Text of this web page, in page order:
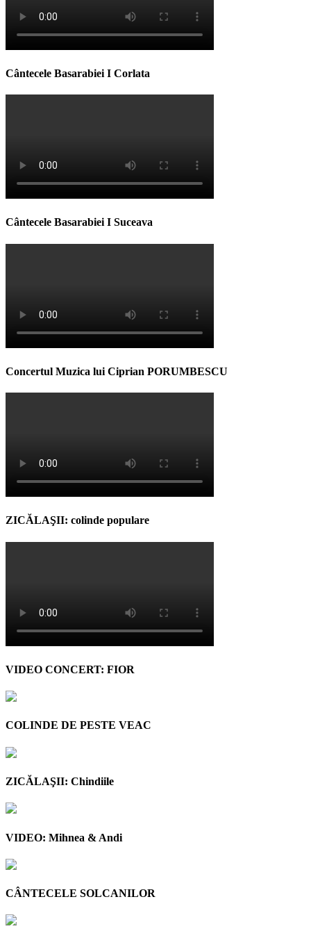
Cântecele Basarabiei I Corlata
Cântecele Basarabiei I Suceava
Concertul Muzica lui Ciprian PORUMBESCU
ZICĂLAŞII: colinde populare
VIDEO CONCERT: FIOR
COLINDE DE PESTE VEAC
ZICĂLAŞII: Chindiile
VIDEO: Mihnea & Andi
CÂNTECELE SOLCANILOR